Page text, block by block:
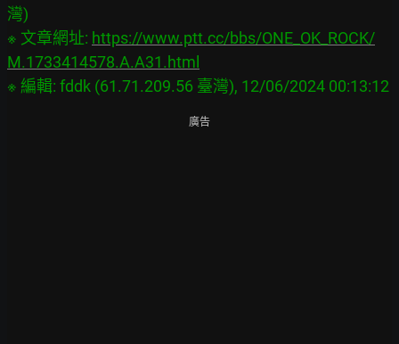
灣)
※ 文章網址: https://www.ptt.cc/bbs/ONE_OK_ROCK/
M.1733414578.A.A31.html
廣告